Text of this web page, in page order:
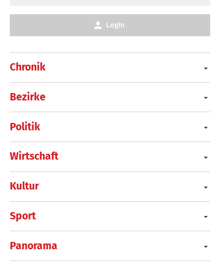
Chronik
Bezirke
Politik
Wirtschaft
Kultur
Sport
Panorama
Login